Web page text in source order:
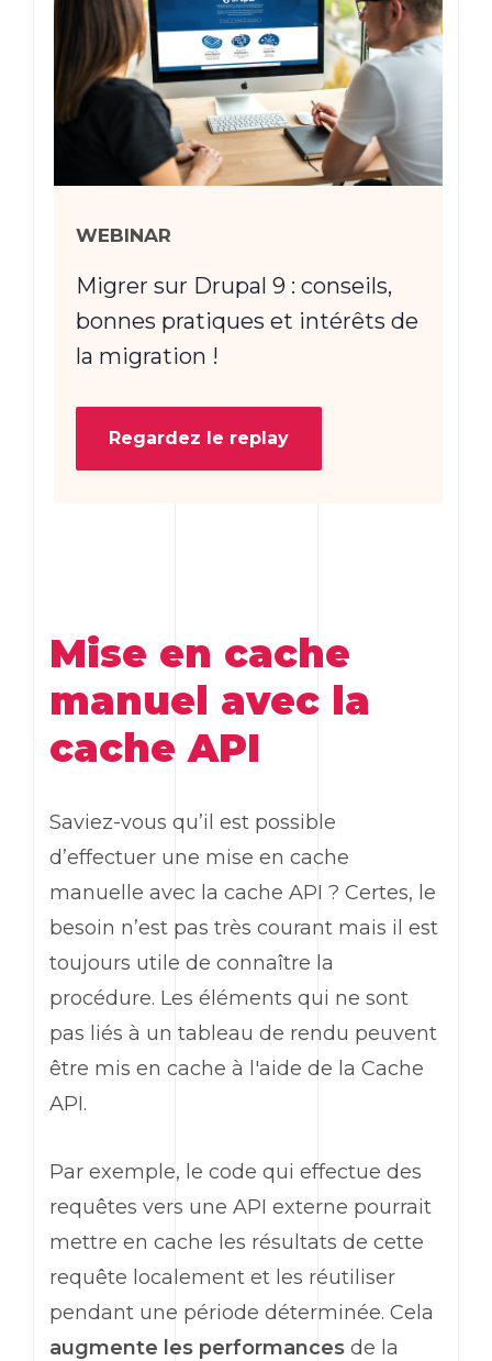
WEBINAR
Migrer sur Drupal 9 : conseils,
bonnes pratiques et intérêts de
la migration !
Regardez le replay
Mise en cache
manuel avec la
cache API
Saviez-vous qu’il est possible
d’effectuer une mise en cache
manuelle avec la cache API ? Certes, le
besoin n’est pas très courant mais il est
toujours utile de connaître la
procédure. Les éléments qui ne sont
pas liés à un tableau de rendu peuvent
être mis en cache à l'aide de la Cache
API.
Par exemple, le code qui effectue des
requêtes vers une API externe pourrait
mettre en cache les résultats de cette
requête localement et les réutiliser
pendant une période déterminée. Cela
augmente les performances de la